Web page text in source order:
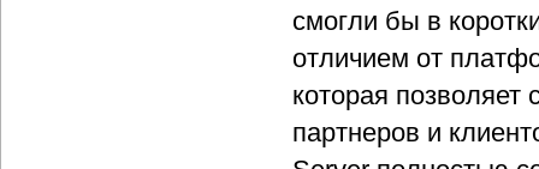
смогли бы в
отличием от
которая
партнеров и